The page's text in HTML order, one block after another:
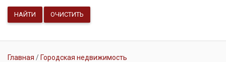
НАЙТИ ОЧИСТИТЬ
Главная Городская недвижимость